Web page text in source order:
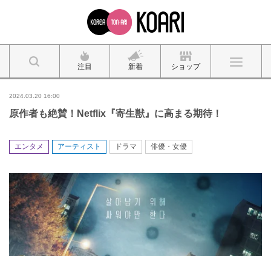
注目 新着 ショップ
2024.03.20 16:00
原作者も絶賛！Netflix『寄生獣』に高まる期待！
エンタメ アーティスト ドラマ 俳優・女優